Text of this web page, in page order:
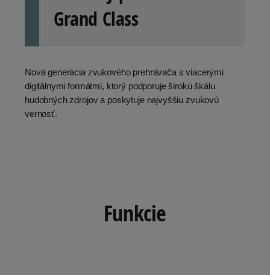
Grand Class
Nová generácia zvukového prehrávača s viacerými
digitálnymi formátmi, ktorý podporuje širokú škálu
hudobných zdrojov a poskytuje najvyššiu zvukovú
vernosť.
Funkcie